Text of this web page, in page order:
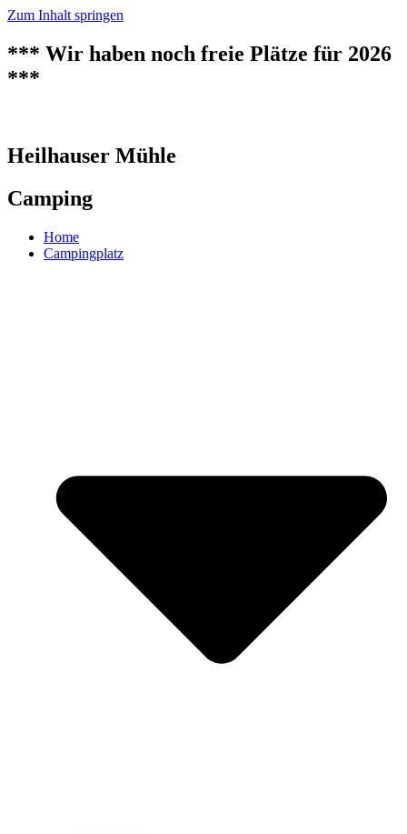
Zum Inhalt springen
*** Wir haben noch freie Plätze für 2026
***
Heilhauser Mühle
Camping
Home
Campingplatz